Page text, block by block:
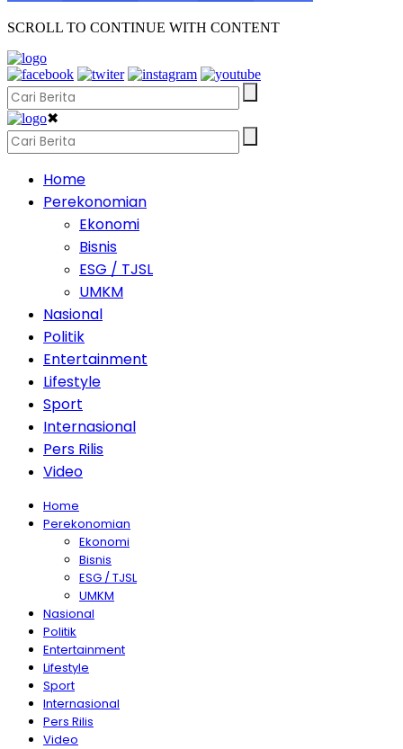
SCROLL TO CONTINUE WITH CONTENT
✖
Home
Perekonomian
Ekonomi
Bisnis
ESG / TJSL
UMKM
Nasional
Politik
Entertainment
Lifestyle
Sport
Internasional
Pers Rilis
Video
Home
Perekonomian
Ekonomi
Bisnis
ESG / TJSL
UMKM
Nasional
Politik
Entertainment
Lifestyle
Sport
Internasional
Pers Rilis
Video